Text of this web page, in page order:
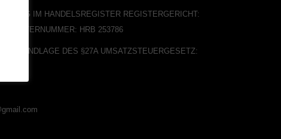
IM HANDELSREGISTER REGISTERGERICHT:
REGISTERNUMMER: HRB 253786
GRUNDLAGE DES §27A UMSATZSTEUERGESETZ: